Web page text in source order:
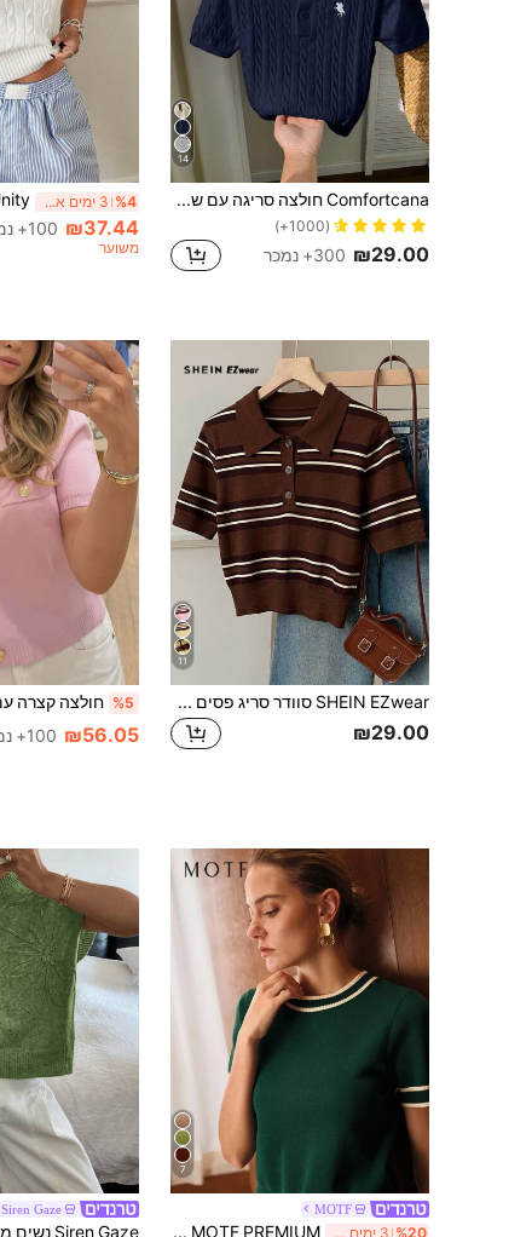
14
Comfortcana חולצה סריגה עם שרוולים קצרים בצבע כחול כהה עם רקמת כוכבים לנשים, קז'ואל יומיומי
(1000+)
₪29.00 300+ נמכר
%4 3 ימים אחרונים
₪37.44 100+ נמכר
משוער
11
SHEIN EZwear סוודר סריג פסים עם שרוולים קצרים ורוכסן לנשים, צבעוני
₪29.00
%5
₪56.05 100+ נמכר
7
MOTF
%20 3 ימים אחרונים MOTF PREMIUM טופ סריג עם פסים מנוגדים וקשירה
Siren Gaze